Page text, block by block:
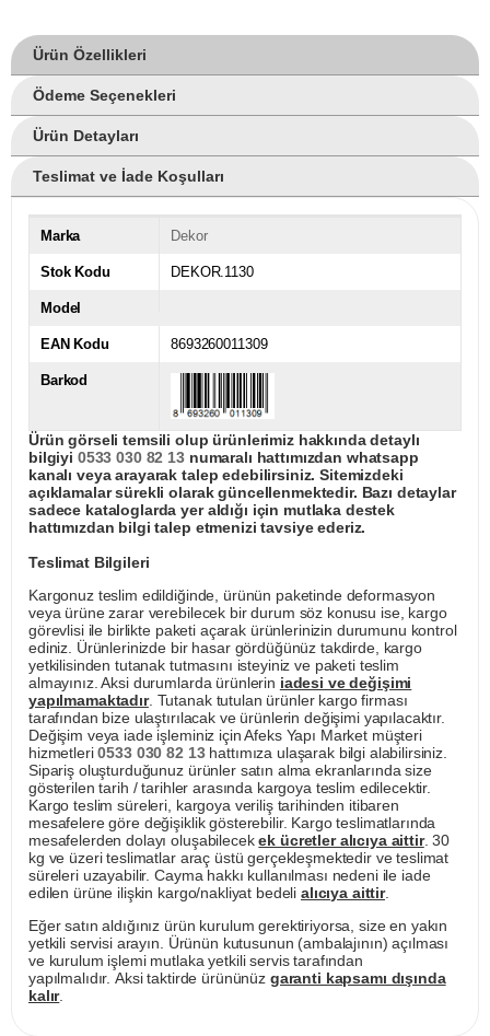
Ürün Özellikleri
Ödeme Seçenekleri
Ürün Detayları
Teslimat ve İade Koşulları
Marka Dekor
Stok Kodu DEKOR.1130
Model
EAN Kodu 8693260011309
Barkod
Ürün görseli temsili olup ürünlerimiz hakkında detaylı
bilgiyi 0533 030 82 13numaralı hattımızdan whatsapp
kanalı veya arayarak talep edebilirsiniz. Sitemizdeki
açıklamalar sürekli olarak güncellenmektedir. Bazı detaylar
sadece kataloglarda yer aldığı için mutlaka destek
hattımızdan bilgi talep etmenizi tavsiye ederiz.
Teslimat Bilgileri
Kargonuz teslim edildiğinde, ürünün paketinde deformasyon
veya ürüne zarar verebilecek bir durum söz konusu ise, kargo
görevlisi ile birlikte paketi açarak ürünlerinizin durumunu kontrol
ediniz. Ürünlerinizde bir hasar gördüğünüz takdirde, kargo
yetkilisinden tutanak tutmasını isteyiniz ve paketi teslim
almayınız. Aksi durumlarda ürünlerin iadesi ve değişimi
yapılmamaktadır. Tutanak tutulan ürünler kargo firması
tarafından bize ulaştırılacak ve ürünlerin değişimi yapılacaktır.
Değişim veya iade işleminiz için Afeks Yapı Market müşteri
hizmetleri0533 030 82 13hattımıza ulaşarak bilgi alabilirsiniz.
Sipariş oluşturduğunuz ürünler satın alma ekranlarında size
gösterilen tarih / tarihler arasında kargoya teslim edilecektir.
Kargo teslim süreleri, kargoya veriliş tarihinden itibaren
mesafelere göre değişiklik gösterebilir. Kargo teslimatlarında
mesafelerden dolayı oluşabilecekek ücretler alıcıya aittir. 30
kg ve üzeri teslimatlar araç üstü gerçekleşmektedir ve teslimat
süreleri uzayabilir. Cayma hakkı kullanılması nedeni ile iade
edilen ürüne ilişkin kargo/nakliyat bedeli alıcıya aittir.
Eğer satın aldığınız ürün kurulum gerektiriyorsa, size en yakın
yetkili servisi arayın. Ürünün kutusunun (ambalajının) açılması
ve kurulum işlemi mutlaka yetkili servis tarafından
yapılmalıdır. Aksi taktirde ürününüz garanti kapsamı dışında
kalır.